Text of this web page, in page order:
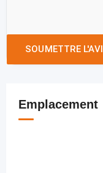
Emplacement